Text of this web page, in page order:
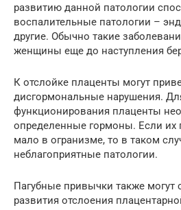
развитию данной патологии
воспалительные патологии –
другие. Обычно такие
женщины еще до наступления
К отслойке плаценты могут
дисгормональные нарушения.
функционирования плаценты
определенные гормоны. Если их
мало в огранизме, то в таком
неблагоприятные патологии.
Пагубные привычки также могут
развития отслоения